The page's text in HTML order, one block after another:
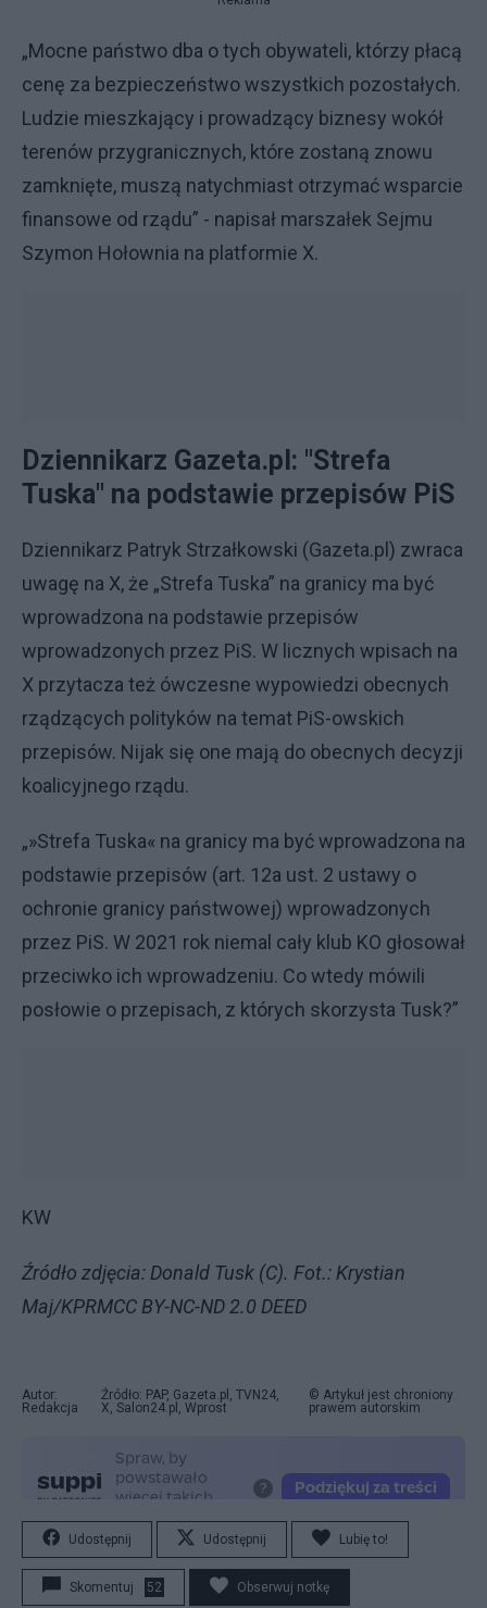
„Mocne państwo dba o tych obywateli, którzy płacą
cenę za bezpieczeństwo wszystkich pozostałych.
Ludzie mieszkający i prowadzący biznesy wokół
terenów przygranicznych, które zostaną znowu
zamknięte, muszą natychmiast otrzymać wsparcie
finansowe od rządu” - napisał marszałek Sejmu
Szymon Hołownia na platformie X.
Dziennikarz Gazeta.pl: "Strefa
Tuska" na podstawie przepisów PiS
Dziennikarz Patryk Strzałkowski (Gazeta.pl) zwraca
uwagę na X, że „Strefa Tuska” na granicy ma być
wprowadzona na podstawie przepisów
wprowadzonych przez PiS. W licznych wpisach na
X przytacza też ówczesne wypowiedzi obecnych
rządzących polityków na temat PiS-owskich
przepisów. Nijak się one mają do obecnych decyzji
koalicyjnego rządu.
„»Strefa Tuska« na granicy ma być wprowadzona na
podstawie przepisów (art. 12a ust. 2 ustawy o
ochronie granicy państwowej) wprowadzonych
przez PiS. W 2021 rok niemal cały klub KO głosował
przeciwko ich wprowadzeniu. Co wtedy mówili
posłowie o przepisach, z których skorzysta Tusk?”
KW
Źródło zdjęcia: Donald Tusk (C). Fot.: Krystian
Maj/KPRMCC BY-NC-ND 2.0 DEED
Autor:
Redakcja
Źródło: PAP, Gazeta.pl, TVN24,
X, Salon24.pl, Wprost
© Artykuł jest chroniony
prawem autorskim
Udostępnij Udostępnij Lubię to!
Skomentuj 52 Obserwuj notkę